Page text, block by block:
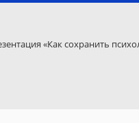
«Как сохранить